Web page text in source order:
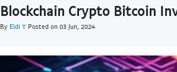
Blockchain Crypto Bitcoin
By Eldi Y Posted on 03 Jun, 2024